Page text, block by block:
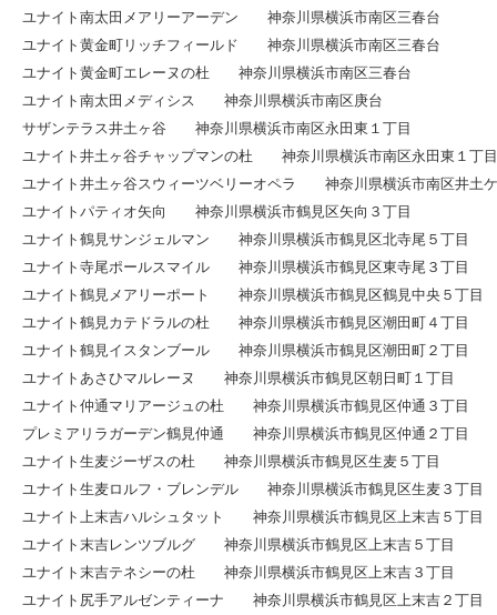
ユナイト南太田メアリーアーデン 神奈川県横浜市南区三春台
ユナイト黄金町リッチフィールド 神奈川県横浜市南区三春台
ユナイト黄金町エレーヌの杜 神奈川県横浜市南区三春台
ユナイト南太田メディシス 神奈川県横浜市南区庚台
サザンテラス井土ヶ谷 神奈川県横浜市南区永田東１丁目
ユナイト井土ヶ谷チャップマンの杜 神奈川県横浜市南区永田東１丁目
ユナイト井土ヶ谷スウィーツベリーオペラ 神奈川県横浜市南区井土
ユナイトパティオ矢向 神奈川県横浜市鶴見区矢向３丁目
ユナイト鶴見サンジェルマン 神奈川県横浜市鶴見区北寺尾５丁目
ユナイト寺尾ポールスマイル 神奈川県横浜市鶴見区東寺尾３丁目
ユナイト鶴見メアリーポート 神奈川県横浜市鶴見区鶴見中央５丁目
ユナイト鶴見カテドラルの杜 神奈川県横浜市鶴見区潮田町４丁目
ユナイト鶴見イスタンブール 神奈川県横浜市鶴見区潮田町２丁目
ユナイトあさひマルレーヌ 神奈川県横浜市鶴見区朝日町１丁目
ユナイト仲通マリアージュの杜 神奈川県横浜市鶴見区仲通３丁目
プレミアリラガーデン鶴見仲通 神奈川県横浜市鶴見区仲通２丁目
ユナイト生麦ジーザスの杜 神奈川県横浜市鶴見区生麦５丁目
ユナイト生麦ロルフ・ブレンデル 神奈川県横浜市鶴見区生麦３丁目
ユナイト上末吉ハルシュタット 神奈川県横浜市鶴見区上末吉５丁目
ユナイト末吉レンツブルグ 神奈川県横浜市鶴見区上末吉５丁目
ユナイト末吉テネシーの杜 神奈川県横浜市鶴見区上末吉３丁目
ユナイト尻手アルゼンティーナ 神奈川県横浜市鶴見区上末吉２丁目